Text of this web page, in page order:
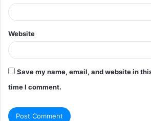
Website
Save my name, email, and website in
time I comment.